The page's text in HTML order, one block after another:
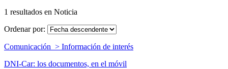
1 resultados en Noticia
Ordenar por:
Comunicación > Información de interés
DNI-Car: los documentos, en el móvil